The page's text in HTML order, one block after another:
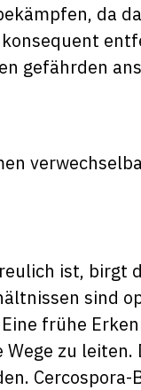
da
gefährden
ist, birgt
sind
frühe
zu